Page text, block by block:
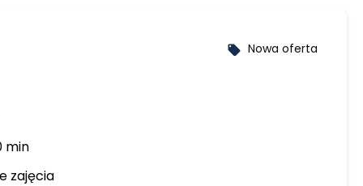
local_offer Nowa oferta
min
zajęcia